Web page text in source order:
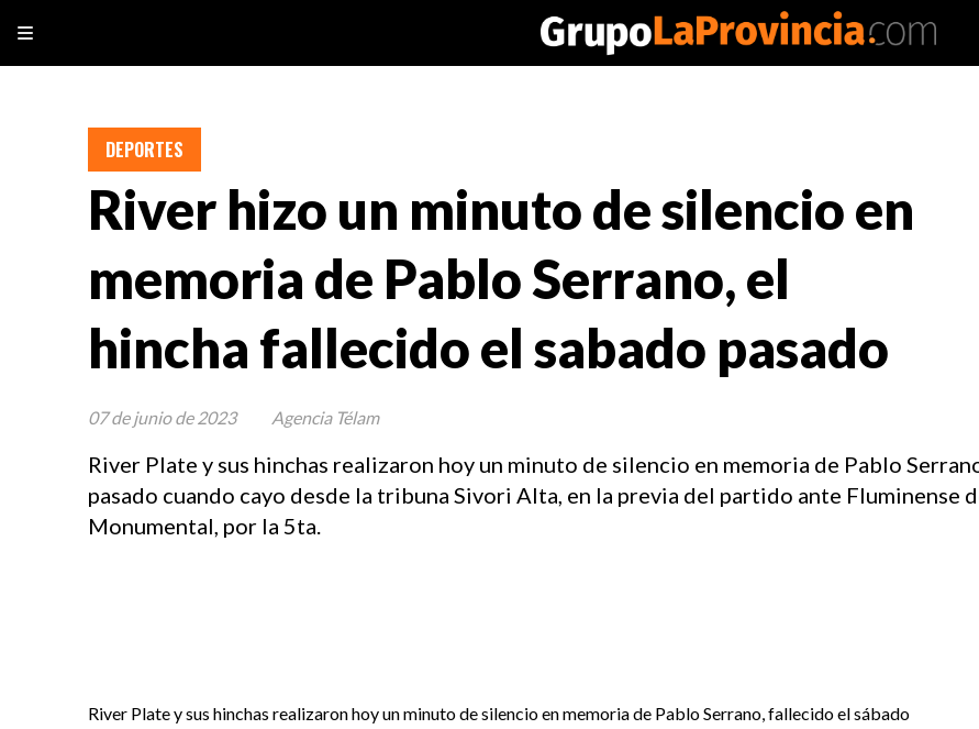
River hizo un minuto de silencio en
memoria de Pablo Serrano, el
hincha fallecido el sabado pasado
River Plate y sus hinchas realizaron hoy un minuto de silencio en memoria de Pablo
pasado cuando cayo desde la tribuna Sivori Alta, en la previa del partido ante Fluminense
Monumental, por la 5ta.
DEPORTES
07 de junio de 2023 Agencia Télam
River Plate y sus hinchas realizaron hoy un minuto de silencio en memoria de Pablo Serrano, fallecido el sábado